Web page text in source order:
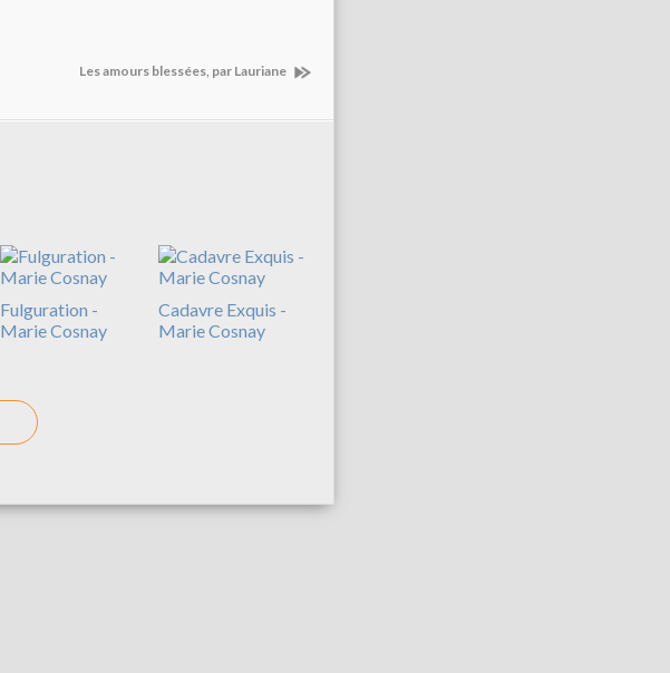
Les amours blessées, par Lauriane
Fulguration -
Marie Cosnay
Cadavre Exquis -
Marie Cosnay